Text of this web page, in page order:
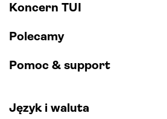
Koncern TUI
Polecamy
Pomoc & support
Język i waluta